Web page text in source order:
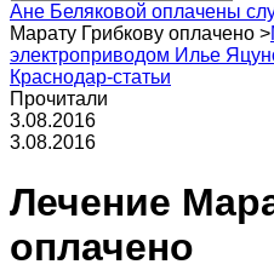
Ане Беляковой оплачены
Марату Грибкову оплачено >
электроприводом Илье
Краснодар-статьи
Прочитали
3.08.2016
3.08.2016
Лечение
оплачено